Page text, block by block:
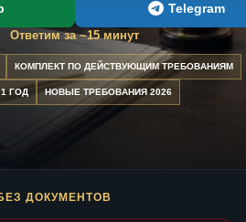
Telegram
Ответим за ~15 минут
КОМПЛЕКТ ПО ДЕЙСТВУЮЩИМ ТРЕБОВАНИЯМ
ГОД НОВЫЕ ТРЕБОВАНИЯ 2026
ДОКУМЕНТОВ